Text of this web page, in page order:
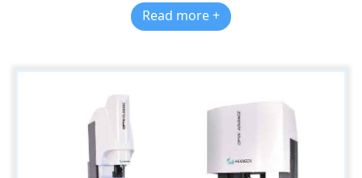
Read more +